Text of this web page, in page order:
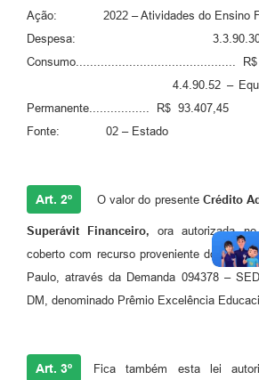
Ação: 2022 – Atividades do Ensino
Despesa: 3.3.90.30 –
Consumo.............................................
4.4.90.52 –
Permanente................. R$ 93.407,45
Fonte: 02 – Estado
Art. 2º O valor do presente Crédito
Superávit Financeiro, ora autorizada
coberto com recurso proveniente do
Paulo, através da Demanda 094378 –
DM, denominado Prêmio Excelência
Art. 3º Fica também esta lei